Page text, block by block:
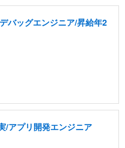
バッグエンジニア/昇給年2
/アプリ開発エンジニア